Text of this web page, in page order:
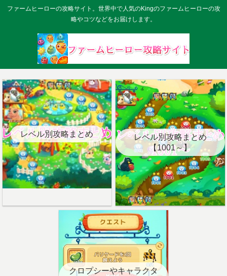
ファームヒーローの攻略サイト。世界中で人気のKingのファームヒーローの攻
略やコツなどをお届けします。
レベル別攻略まとめ
レベル別攻略まとめ
【1001～】
クロプシーやキャラクタ